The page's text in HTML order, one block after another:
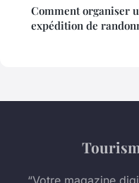
Comment organiser
expédition de
“Votre magazine